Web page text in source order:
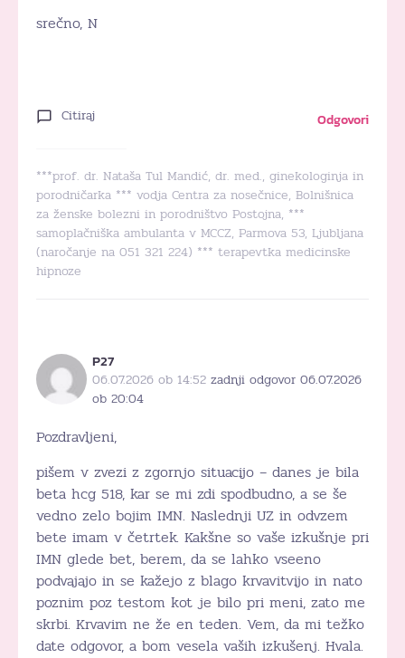
srečno, N
Citiraj Odgovori
***prof. dr. Nataša Tul Mandić, dr. med., ginekologinja in
porodničarka *** vodja Centra za nosečnice, Bolnišnica
za ženske bolezni in porodništvo Postojna, ***
samoplačniška ambulanta v MCCZ, Parmova 53, Ljubljana
(naročanje na 051 321 224) *** terapevtka medicinske
hipnoze
P27
06.07.2026 ob 14:52 zadnji odgovor 06.07.2026
ob 20:04
Pozdravljeni,
pišem v zvezi z zgornjo situacijo – danes je bila
beta hcg 518, kar se mi zdi spodbudno, a se še
vedno zelo bojim IMN. Naslednji UZ in odvzem
bete imam v četrtek. Kakšne so vaše izkušnje pri
IMN glede bet, berem, da se lahko vseeno
podvajajo in se kažejo z blago krvavitvijo in nato
poznim poz testom kot je bilo pri meni, zato me
skrbi. Krvavim ne že en teden. Vem, da mi težko
date odgovor, a bom vesela vaših izkušenj. Hvala.